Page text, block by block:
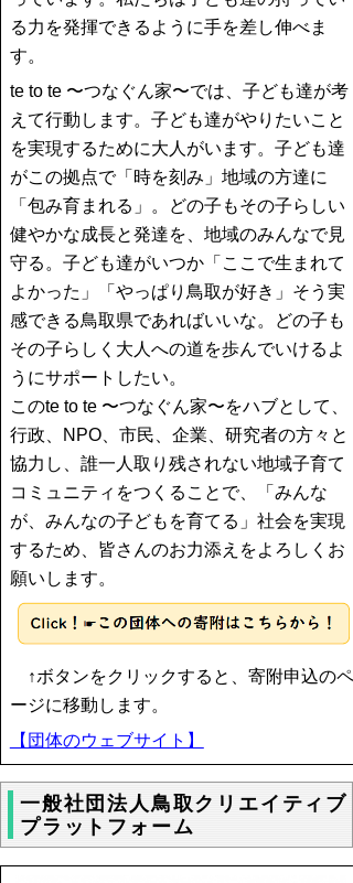
る力を発揮できるように手を差し伸べま
す。
te to te 〜つなぐん家〜では、子ども達が考
えて行動します。子ども達がやりたいこと
を実現するために大人がいます。子ども達
がこの拠点で「時を刻み」地域の方達に
「包み育まれる」。どの子もその子らしい
健やかな成長と発達を、地域のみんなで見
守る。子ども達がいつか「ここで生まれて
よかった」「やっぱり鳥取が好き」そう実
感できる鳥取県であればいいな。どの子も
その子らしく大人への道を歩んでいけるよ
うにサポートしたい。
このte to te 〜つなぐん家〜をハブとして、
行政、NPO、市民、企業、研究者の方々と
協力し、誰一人取り残されない地域子育て
コミュニティをつくることで、「みんな
が、みんなの子どもを育てる」社会を実現
するため、皆さんのお力添えをよろしくお
願いします。
↑ボタンをクリックすると、寄附申込のペ
ージに移動します。
【団体のウェブサイト】
一般社団法人鳥取クリエイティブ
プラットフォーム